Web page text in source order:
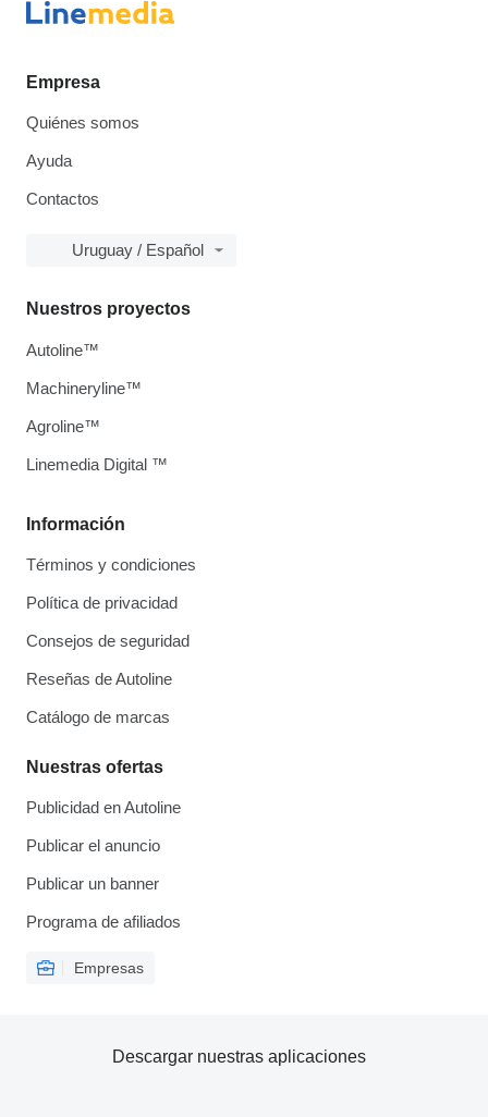
Empresa
Quiénes somos
Ayuda
Contactos
Uruguay / Español
Información
Términos y condiciones
Política de privacidad
Consejos de seguridad
Reseñas de Autoline
Catálogo de marcas
Nuestras ofertas
Publicidad en Autoline
Publicar el anuncio
Publicar un banner
Programa de afiliados
Empresas
Nuestros proyectos
Autoline™
Machineryline™
Agroline™
Linemedia Digital ™
Descargar nuestras aplicaciones